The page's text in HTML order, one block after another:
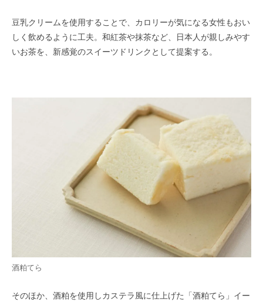
豆乳クリームを使用することで、カロリーが気になる女性もおい
しく飲めるように工夫。和紅茶や抹茶など、日本人が親しみやす
いお茶を、新感覚のスイーツドリンクとして提案する。
酒粕てら
そのほか、酒粕を使用しカステラ風に仕上げた「酒粕てら」イー